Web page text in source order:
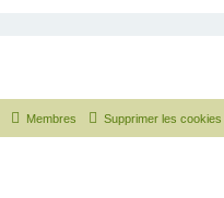
Supprimer les cookies
Membres